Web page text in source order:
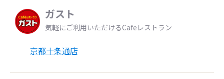
ガスト
気軽にご利用いただけるCafeレストラン
京都十条通店